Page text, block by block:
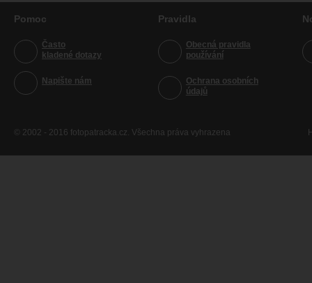
Pomoc
Často
kladené dotazy
Napište nám
Pravidla
Obecná pravidla
používání
Ochrana osobních
údajů
© 2002 - 2016 fotopatracka.cz. Všechna práva vyhrazena